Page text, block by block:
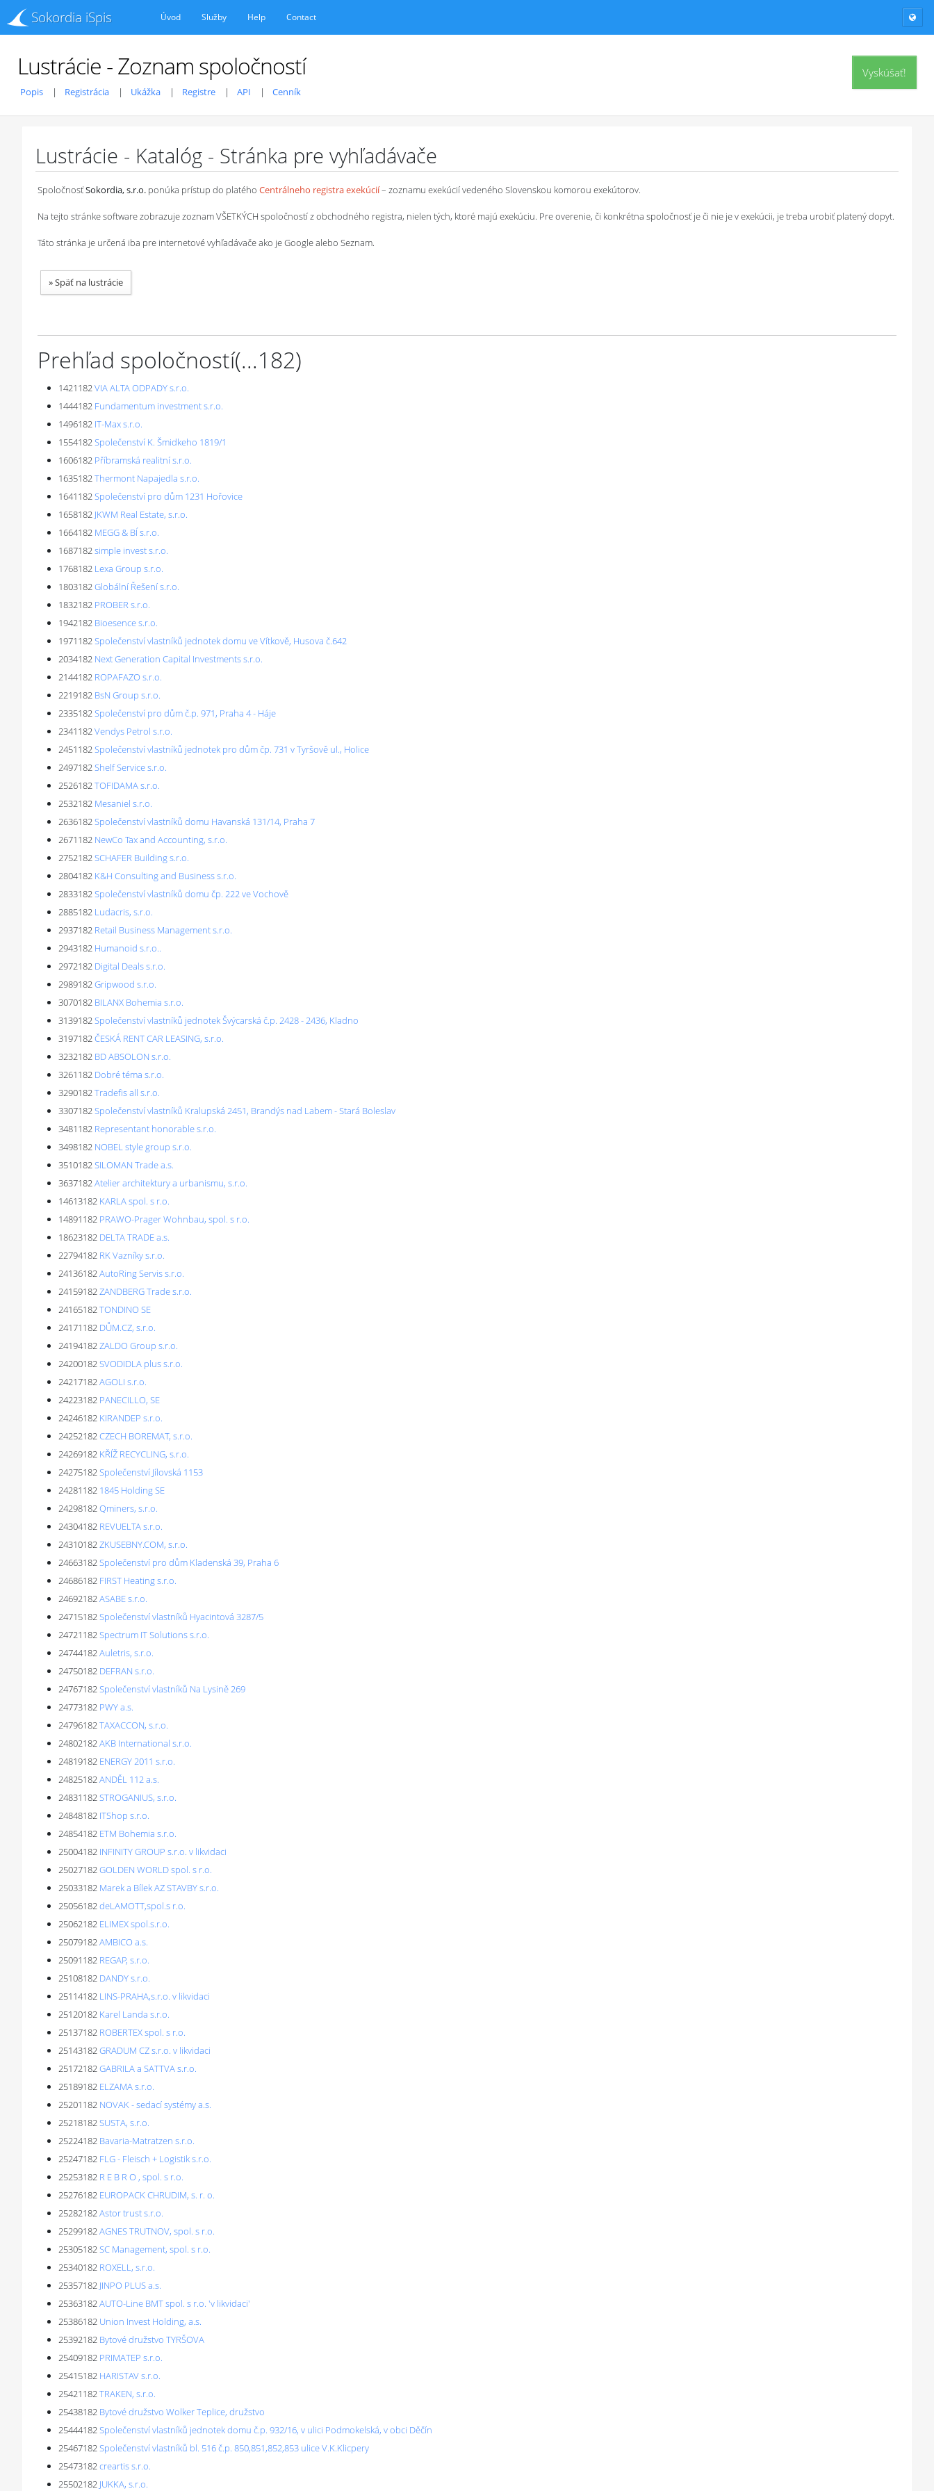
Sokordia iSpis Úvod Služby Help Contact
Vyskúšať!
Lustrácie - Zoznam spoločností
Popis Registrácia Ukážka Registre API Cenník
Lustrácie - Katalóg - Stránka pre vyhľadávače
SpoločnosťSokordia, s.r.o. ponúka prístup do platého Centrálneho registra exekúcií– zoznamu exekúcií vedeného Slovenskou komorou exekútorov.
Na tejto stránke software zobrazuje zoznam VŠETKÝCH spoločností z obchodného registra, nielen tých, ktoré majú exekúciu. Pre overenie, či konkrétna spoločnosť je či nie je v exekúcii, je treba urobiť platený dopyt.
Táto stránka je určená iba pre internetové vyhľadávače ako je Google alebo Seznam.
»Späť na lustrácie
Prehľad spoločností(...182)
1421182VIA ALTA ODPADY s.r.o.
1444182 Fundamentum investment s.r.o.
1496182 IT-Max s.r.o.
1554182Společenství K. Šmidkeho 1819/1
1606182 Příbramská realitní s.r.o.
1635182Thermont Napajedla s.r.o.
1641182Společenství pro dům 1231 Hořovice
1658182 JKWM Real Estate, s.r.o.
1664182 MEGG & BÍ s.r.o.
1687182simple invest s.r.o.
1768182 Lexa Group s.r.o.
1803182Globální Řešení s.r.o.
1832182 PROBER s.r.o.
1942182 Bioesence s.r.o.
1971182Společenství vlastníků jednotek domu ve Vítkově, Husova č.642
2034182 Next Generation Capital Investments s.r.o.
2144182 ROPAFAZO s.r.o.
2219182 BsN Group s.r.o.
2335182Společenství pro dům č.p. 971, Praha 4 - Háje
2341182Vendys Petrol s.r.o.
2451182Společenství vlastníků jednotek pro dům čp. 731 v Tyršově ul., Holice
2497182Shelf Service s.r.o.
2526182TOFIDAMA s.r.o.
2532182 Mesaniel s.r.o.
2636182Společenství vlastníků domu Havanská 131/14, Praha 7
2671182 NewCo Tax and Accounting, s.r.o.
2752182SCHAFER Building s.r.o.
2804182 K&H Consulting and Business s.r.o.
2833182Společenství vlastníků domu čp. 222 ve Vochově
2885182 Ludacris, s.r.o.
2937182 Retail Business Management s.r.o.
2943182 Humanoid s.r.o..
2972182 Digital Deals s.r.o.
2989182Gripwood s.r.o.
3070182 BILANX Bohemia s.r.o.
3139182Společenství vlastníků jednotek Švýcarská č.p. 2428 - 2436, Kladno
3197182ČESKÁ RENT CAR LEASING, s.r.o.
3232182 BD ABSOLON s.r.o.
3261182 Dobré téma s.r.o.
3290182Tradefis all s.r.o.
3307182Společenství vlastníků Kralupská 2451, Brandýs nad Labem - Stará Boleslav
3481182 Representant honorable s.r.o.
3498182 NOBEL style group s.r.o.
3510182SILOMAN Trade a.s.
3637182Atelier architektury a urbanismu, s.r.o.
14613182 KARLA spol. s r.o.
14891182 PRAWO-Prager Wohnbau, spol. s r.o.
18623182 DELTA TRADE a.s.
22794182 RK Vazníky s.r.o.
24136182AutoRing Servis s.r.o.
24159182ZANDBERG Trade s.r.o.
24165182TONDINO SE
24171182 DŮM.CZ, s.r.o.
24194182ZALDO Group s.r.o.
24200182SVODIDLA plus s.r.o.
24217182AGOLI s.r.o.
24223182 PANECILLO, SE
24246182 KIRANDEP s.r.o.
24252182CZECH BOREMAT, s.r.o.
24269182 KŘÍŽ RECYCLING, s.r.o.
24275182Společenství Jílovská 1153
24281182 1845 Holding SE
24298182Qminers, s.r.o.
24304182 REVUELTA s.r.o.
24310182ZKUSEBNY.COM, s.r.o.
24663182Společenství pro dům Kladenská 39, Praha 6
24686182 FIRST Heating s.r.o.
24692182ASABE s.r.o.
24715182Společenství vlastníků Hyacintová 3287/5
24721182Spectrum IT Solutions s.r.o.
24744182Auletris, s.r.o.
24750182 DEFRAN s.r.o.
24767182Společenství vlastníků Na Lysině 269
24773182 PWY a.s.
24796182TAXACCON, s.r.o.
24802182AKB International s.r.o.
24819182 ENERGY 2011 s.r.o.
24825182ANDĚL 112 a.s.
24831182STROGANIUS, s.r.o.
24848182 ITShop s.r.o.
24854182 ETM Bohemia s.r.o.
25004182 INFINITY GROUP s.r.o. v likvidaci
25027182GOLDEN WORLD spol. s r.o.
25033182 Marek a Bílek AZ STAVBY s.r.o.
25056182deLAMOTT,spol.s r.o.
25062182 ELIMEX spol.s.r.o.
25079182AMBICO a.s.
25091182 REGAP, s.r.o.
25108182 DANDY s.r.o.
25114182 LINS-PRAHA,s.r.o. v likvidaci
25120182 Karel Landa s.r.o.
25137182 ROBERTEX spol. s r.o.
25143182GRADUM CZ s.r.o. v likvidaci
25172182GABRILA a SATTVA s.r.o.
25189182 ELZAMA s.r.o.
25201182 NOVAK - sedací systémy a.s.
25218182SUSTA, s.r.o.
25224182 Bavaria-Matratzen s.r.o.
25247182 FLG - Fleisch + Logistik s.r.o.
25253182 R E B R O , spol. s r.o.
25276182 EUROPACK CHRUDIM, s. r. o.
25282182Astor trust s.r.o.
25299182AGNES TRUTNOV, spol. s r.o.
25305182SC Management, spol. s r.o.
25340182 ROXELL, s.r.o.
25357182 JINPO PLUS a.s.
25363182AUTO-Line BMT spol. s r.o. 'v likvidaci'
25386182 Union Invest Holding, a.s.
25392182 Bytové družstvo TYRŠOVA
25409182 PRIMATEP s.r.o.
25415182 HARISTAV s.r.o.
25421182TRAKEN, s.r.o.
25438182 Bytové družstvo Wolker Teplice, družstvo
25444182Společenství vlastníků jednotek domu č.p. 932/16, v ulici Podmokelská, v obci Děčín
25467182Společenství vlastníků bl. 516 č.p. 850,851,852,853 ulice V.K.Klicpery
25473182creartis s.r.o.
25502182 JUKKA, s.r.o.